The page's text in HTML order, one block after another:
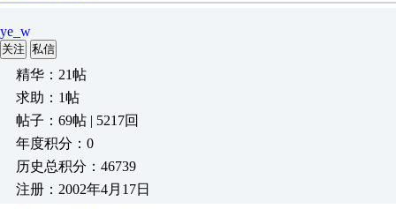
ye_w
关注 私信
精华：21帖
求助：1帖
帖子：69帖 | 5217回
年度积分：0
历史总积分：46739
注册：2002年4月17日